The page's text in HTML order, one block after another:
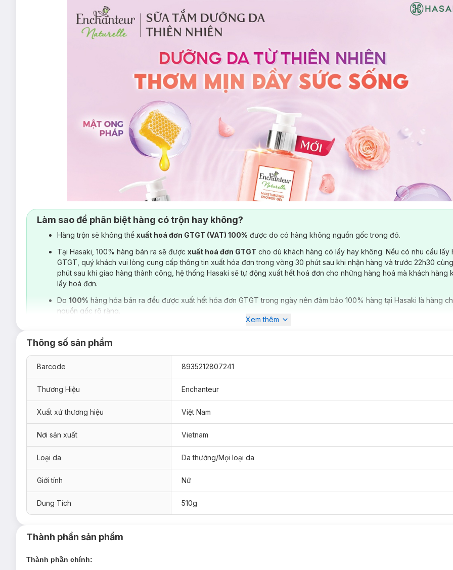
quyến rũ từ hoa xạ hương trắng. 3 tầng hương đặc biệt với nốt hương hoa hồng chủ đạo, chứa tinh dầu hoa hồng Pháp thiên
tươi mới và ngọt ngào đầy mê hoặc. Ngay trong phòng tắm, bạn sẽ ngửi thấy mùi hương vui tươi hạnh phúc của cam
hương thơm thật lâu trên da sau khi tắm.
Làm sao để phân biệt hàng có trộn hay không?
Hàng trộn sẽ không thể xuất hoá đơn GTGT (VAT) 100% được do có hàng không nguồn gốc trong đó.
Tại Hasaki, 100% hàng bán ra sẽ được xuất hoá đơn GTGT cho dù khách hàng có lấy hay không. Nếu có nhu cầu lấy
GTGT, quý khách vui lòng cung cấp thông tin xuất hóa đơn trong vòng 30 phút sau khi nhận hàng và trước 22h30
phút sau khi giao hàng thành công, hệ thống Hasaki sẽ tự động xuất hết hoá đơn cho những hàng hoá mà khách hàng
lấy hoá đơn.
Do 100% hàng hóa bán ra đều được xuất hết hóa đơn GTGT trong ngày nên đảm bảo 100% hàng tại Hasaki là hàng
nguồn gốc rõ ràng.
Xem thêm
Thông số sản phẩm
Barcode 8935212807241
Thương Hiệu Enchanteur
Xuất xứ thương hiệu Việt Nam
Nơi sản xuất Vietnam
Loại da Da thường/Mọi loại da
Giới tính Nữ
Dung Tích 510g
Thành phần sản phẩm
Thành phần chính: